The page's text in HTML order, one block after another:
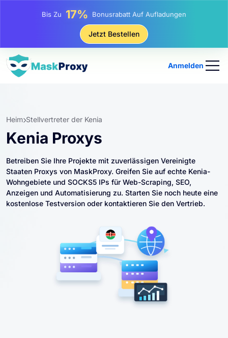
Bis Zu 25% Rabatt Auf Statische IP-Käufe
81% Rabatt Auf Rotierende IP Einkäufe
Jetzt Bestellen
Anmelden
Heim Stellvertreter der Kenia
Kenia Proxys
Betreiben Sie Ihre Projekte mit zuverlässigen Vereinigte
Staaten Proxys von MaskProxy. Greifen Sie auf echte Kenia-
Wohngebiete und SOCKS5 IPs für Web-Scraping, SEO,
Anzeigen und Automatisierung zu. Starten Sie noch heute eine
kostenlose Testversion oder kontaktieren Sie den Vertrieb.